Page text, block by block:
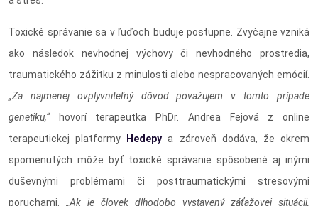
Toxické správanie sa v ľuďoch buduje postupne. Zvyčajne vzniká
ako následok nevhodnej výchovy či nevhodného prostredia,
traumatického zážitku z minulosti alebo nespracovaných emócií.
„Za najmenej ovplyvniteľný dôvod považujem v tomto prípade
genetiku,“hovorí terapeutka PhDr. Andrea Fejová z online
terapeutickej platformy
Hedepy a zároveň dodáva, že okrem
spomenutých môže byť toxické správanie spôsobené aj inými
duševnými problémami či posttraumatickými stresovými
poruchami. „Ak je človek dlhodobo vystavený záťažovej situácii,